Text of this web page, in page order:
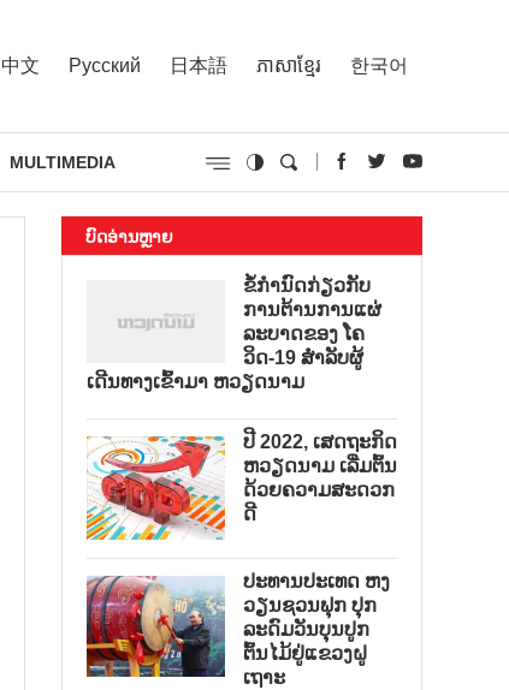
中文 Русский 日本語 ភាសាខ្មែរ 한국어
MULTIMEDIA
ບົດອ່ານຫຼາຍ
ຂໍ້ກຳນົດກ່ຽວກັບ
ການຕ້ານການແຜ່
ລະບາດຂອງ ໂຄ
ວິດ-19 ສຳລັບຜູ້
ເດີນທາງເຂົ້າມາ ຫວຽດນາມ
ປີ 2022, ເສດຖະກິດ
ຫວຽດນາມ ເລີ່ມຕົ້ນ
ດ້ວຍຄວາມສະດວກ
ດີ
ປະທານປະເທດ ຫງ
ວຽນຊວນຟຸກ ປຸກ
ລະດົມວັນບຸນປູກ
ຕົ້ນໄມ້ຢູ່ແຂວງຝູ
ເຖາະ